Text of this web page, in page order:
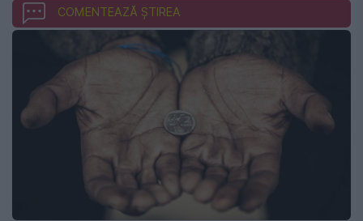
COMENTEAZĂ ȘTIREA